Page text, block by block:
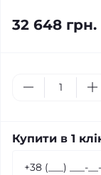
32 648 грн.
Купити в 1